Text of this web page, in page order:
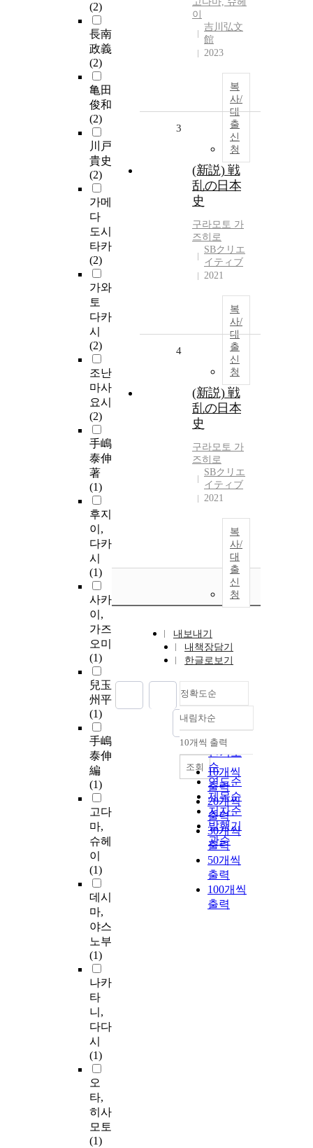
(2)
長南
政義
(2)
亀田
俊和
(2)
川戸
貴史
(2)
가메
다
도시
타카
(2)
가와
토
다카
시
(2)
조난
마사
요시
(2)
手嶋
泰伸
著
(1)
후지
이,
다카
시
(1)
사카
이,
가즈
오미
(1)
兒玉
州平
(1)
手嶋
泰伸
編
(1)
고다
마,
슈헤
이
(1)
데시
마,
야스
노부
(1)
나카
타
니,
다다
시
(1)
오
타,
히사
모토
(1)
이
吉川弘文
館
2023
복
사/
대
출
신
청
3
(新説) 戦
乱の日本
史
구라모토 가
즈히로
SBクリエ
イティブ
2021
복
사/
대
출
신
청
4
(新説) 戦
乱の日本
史
구라모토 가
즈히로
SBクリエ
イティブ
2021
복
사/
대
출
신
청
내보내기
내책장담기
한글로보기
정확도순
정확도
순
인기도
순
연도순
제목순
저자순
발행기
관순
내림차순
내림차순
10개씩 출력
10개씩
출력
20개씩
출력
30개씩
출력
50개씩
출력
100개씩
출력
조회